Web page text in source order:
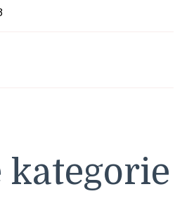
kategorie